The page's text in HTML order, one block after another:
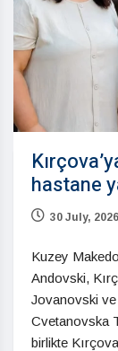
hastane
30 July, 2026
Kuzey
Andovski,
Jovanovski
Cvetanovska
birlikte